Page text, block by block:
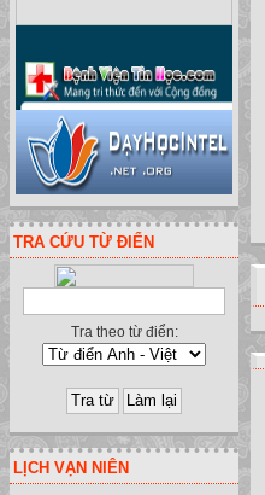
TRA CỨU TỪ ĐIỂN
Tra theo từ điển:
LỊCH VẠN NIÊN